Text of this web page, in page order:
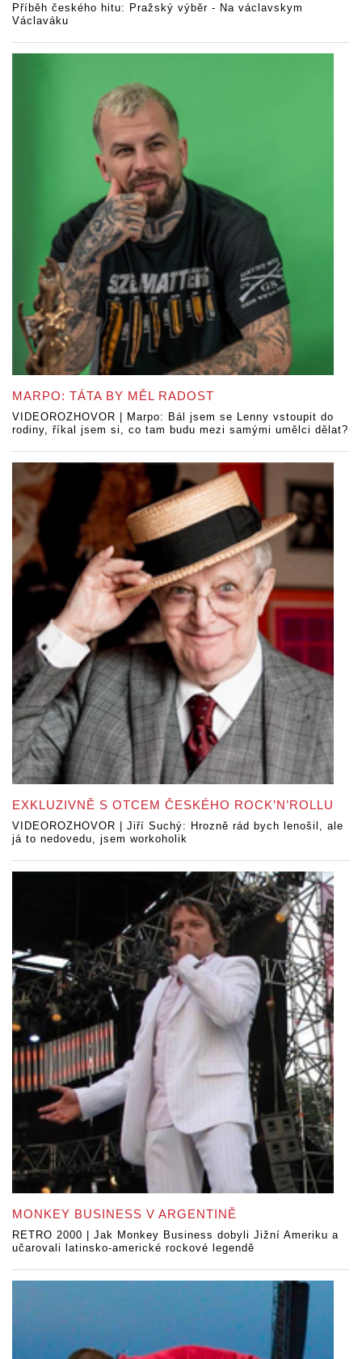
Příběh českého hitu: Pražský výběr - Na václavskym
Václaváku
MARPO: TÁTA BY MĚL RADOST
VIDEOROZHOVOR | Marpo: Bál jsem se Lenny vstoupit do
rodiny, říkal jsem si, co tam budu mezi samými umělci dělat?
EXKLUZIVNĚ S OTCEM ČESKÉHO ROCK’N’ROLLU
VIDEOROZHOVOR | Jiří Suchý: Hrozně rád bych lenošil, ale
já to nedovedu, jsem workoholik
MONKEY BUSINESS V ARGENTINĚ
RETRO 2000 | Jak Monkey Business dobyli Jižní Ameriku a
učarovali latinsko-americké rockové legendě